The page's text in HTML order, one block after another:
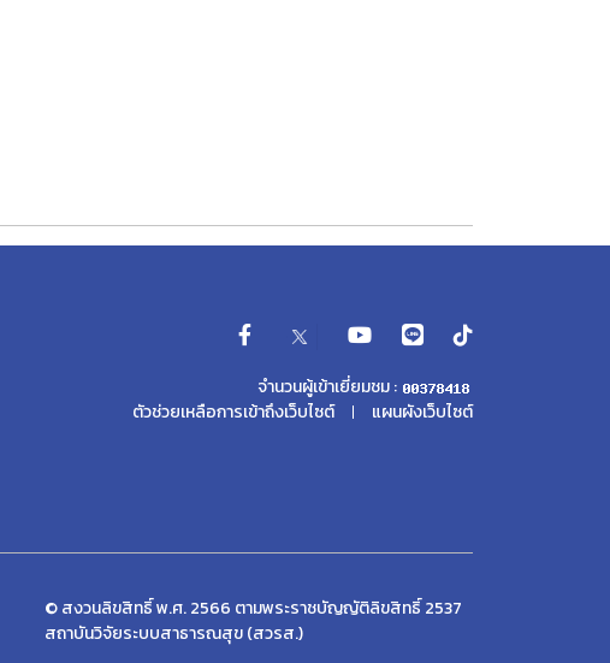
จำนวนผู้เข้าเยี่ยมชม :
ตัวช่วยเหลือการเข้าถึงเว็บไซต์
แผนผังเว็บไซต์
© สงวนลิขสิทธิ์ พ.ศ. 2566 ตามพระราชบัญญัติลิขสิทธิ์ 2537
สถาบันวิจัยระบบสาธารณสุข (สวรส.)